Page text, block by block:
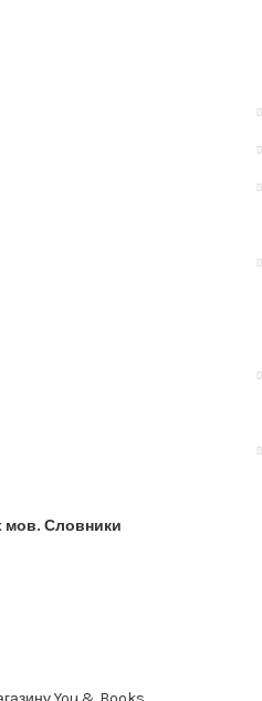
мов. Словники